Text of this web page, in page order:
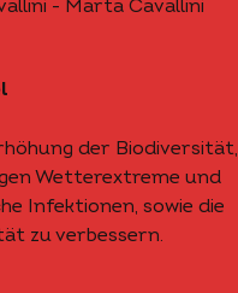
- Marta Cavallini
der
Wetterextreme und
Infektionen, sowie die
zu verbessern.